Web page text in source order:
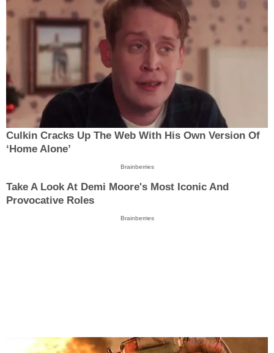
Culkin Cracks Up The Web With His Own Version Of
‘Home Alone’
Brainberries
Take A Look At Demi Moore's Most Iconic And
Provocative Roles
Brainberries